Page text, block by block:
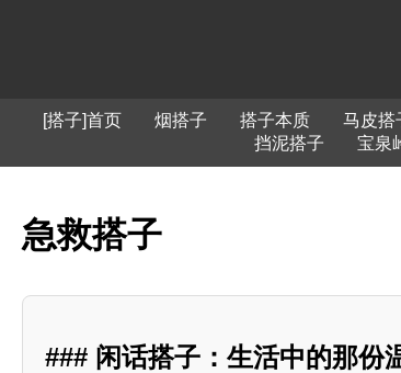
[搭子]首页 烟搭子 搭子本质 马皮搭
挡泥搭子
宝泉
急救搭子
### 闲话搭子：生活中的那份